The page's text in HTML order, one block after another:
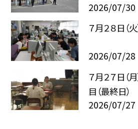
2026/07/30
７月２８日
2026/07/28
７月２７日
目（最終日）
2026/07/27